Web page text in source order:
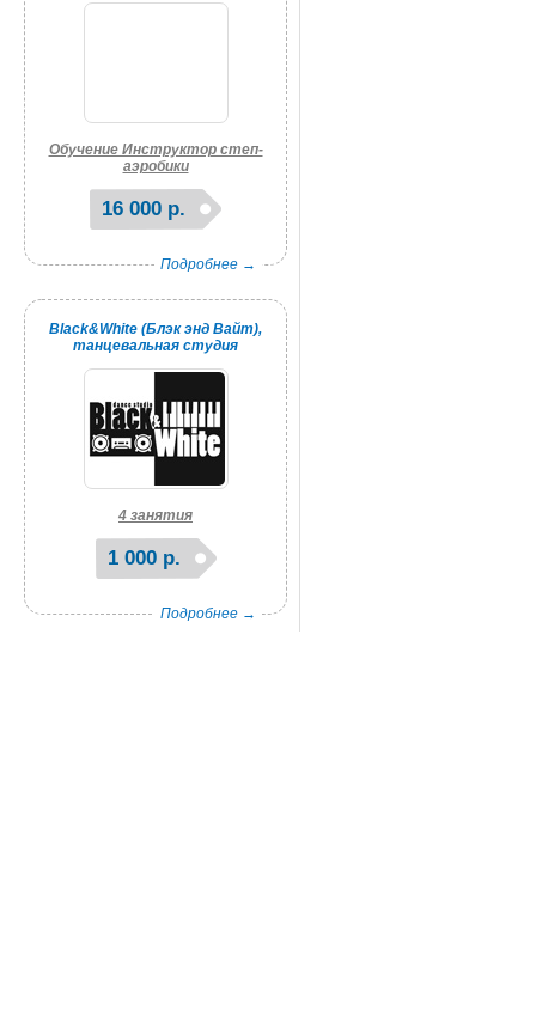
Обучение Инструктор степ-
аэробики
16 000 р.
Подробнее →
Black&White (Блэк энд Вайт),
танцевальная студия
4 занятия
1 000 р.
Подробнее →